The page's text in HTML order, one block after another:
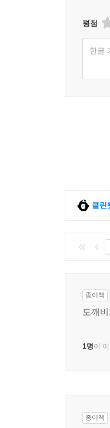
평점
한글
클린
종이책
도깨
1명이
종이책